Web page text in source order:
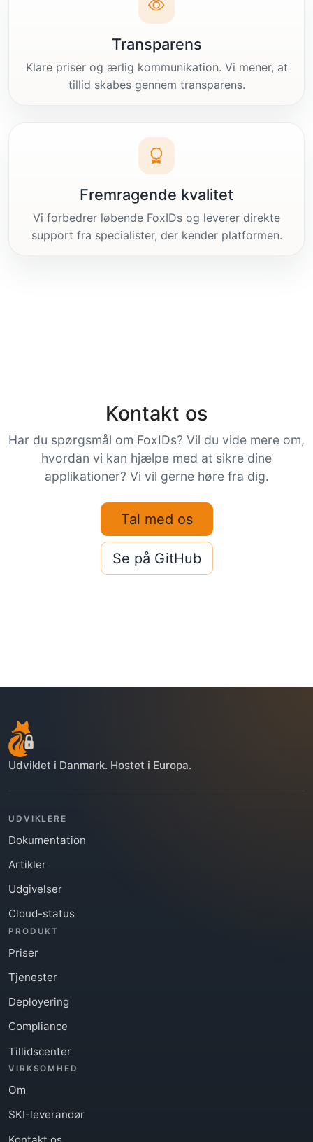
Transparens
Klare priser og ærlig kommunikation. Vi mener, at
tillid skabes gennem transparens.
Fremragende kvalitet
Vi forbedrer løbende FoxIDs og leverer direkte
support fra specialister, der kender platformen.
Kontakt os
Har du spørgsmål om FoxIDs? Vil du vide mere om,
hvordan vi kan hjælpe med at sikre dine
applikationer? Vi vil gerne høre fra dig.
Tal med os
Se på GitHub
Udviklet i Danmark. Hostet i Europa.
UDVIKLERE
Dokumentation
Artikler
Udgivelser
Cloud-status
PRODUKT
Priser
Tjenester
Deployering
Compliance
Tillidscenter
VIRKSOMHED
Om
SKI-leverandør
Kontakt os